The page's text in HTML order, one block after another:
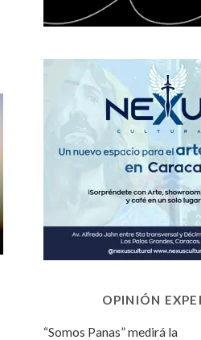
OPINIÓN
“Somos Panas” medirá la